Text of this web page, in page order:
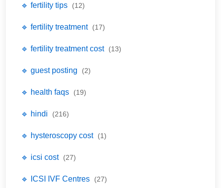
🔹 fertility tips (12)
🔹 fertility treatment (17)
🔹 fertility treatment cost (13)
🔹 guest posting (2)
🔹 health faqs (19)
🔹 hindi (216)
🔹 hysteroscopy cost (1)
🔹 icsi cost (27)
🔹 ICSI IVF Centres (27)